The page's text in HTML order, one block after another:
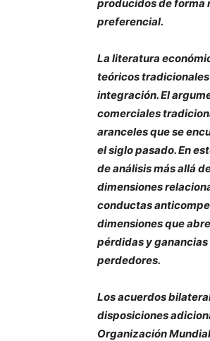
producidos de forma
preferencial.
La literatura
teóricos
integración. El
comerciales
aranceles que se
el siglo pasado. En
de análisis más allá
dimensiones
conductas
dimensiones que
pérdidas y
perdedores.
Los acuerdos
disposiciones
Organización